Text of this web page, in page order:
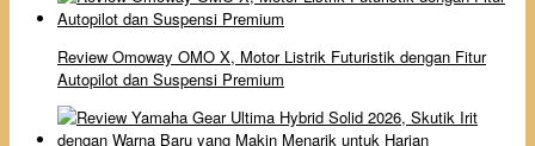
Review Omoway OMO X, Motor Listrik Futuristik dengan Fitur
Autopilot dan Suspensi Premium